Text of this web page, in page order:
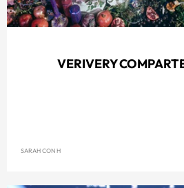
VERIVERY
SARAH CON H